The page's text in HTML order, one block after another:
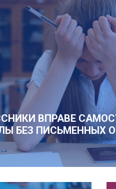
ВПРАВЕ
БЕЗ ПИСЬМЕННЫХ